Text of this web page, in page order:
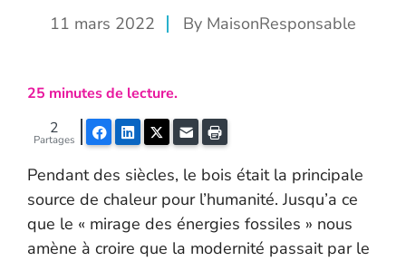
11 mars 2022 By MaisonResponsable
25 minutes de lecture.
FacebookLinkedInTwitterE-mail
Partages
2
Pendant des siècles, le bois était la principale
source de chaleur pour l’humanité. Jusqu’a ce
que le « mirage des énergies fossiles » nous
amène à croire que la modernité passait par le